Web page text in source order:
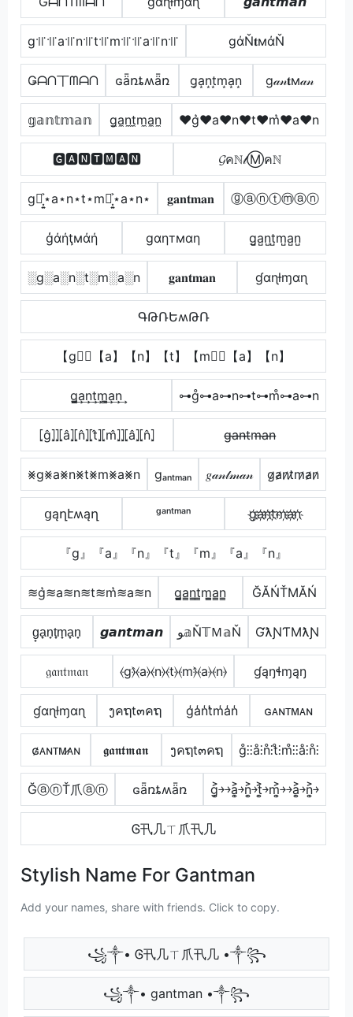
g꜉꜍꜉꜍a꜉꜍n꜉꜍t꜉꜍m꜉꜍꜉꜍a꜉꜍n꜉꜍ gάŇ𝐭мάŇ
Ǥᗩᑎ丅ᗰᗩᑎ ɢǟռȶʍǟռ g͙a͙n͙t͙m͙a͙n͙ g𝒶𝓃𝐭м𝒶𝓃
𝕘𝕒𝕟𝕥𝕞𝕒𝕟 g̼a̼n̼t̼m̼a̼n̼ ♥g͛♥a♥n♥t♥m͛♥a♥n
🅶🅰🅽🆃🅼🅰🅽 𝓖คℕ𝓉Ⓜคℕ
g⋆͎͍͐⋆a⋆n⋆t⋆m⋆͎͍͐⋆a⋆n⋆ 𝐠𝐚𝐧𝐭𝐦𝐚𝐧 ⓖⓐⓝⓣⓜⓐⓝ
ģάήţмάή gαηтмαη g̺a̺n̺t̺m̺a̺n̺
░g░a░n░t░m░a░n 𝐠𝐚𝐧𝐭𝐦𝐚𝐧 ɠαɳƚɱαɳ
ԳԹՌԵʍԹՌ
【g】⃣【a】【n】【t】【m】⃣【a】【n】
g̳͢a͢n͢t͢m̳͢a͢n͢ ⊶g̊⊶a⊶n⊶t⊶m̊⊶a⊶n
⦏ĝ⦎⦎⦏â⦎⦏n̂⦎⦏t̂⦎⦏m̂⦎⦎⦏â⦎⦏n̂⦎ g̶a̶n̶t̶m̶a̶n̶
⨳g⨳a⨳n⨳t⨳m⨳a⨳n gₐₙₜₘₐₙ 𝑔𝒶𝓃𝓉𝓂𝒶𝓃 g̷a̷n̷t̷m̷a̷n̷
ցąղէʍąղ ᵍᵃⁿᵗᵐᵃⁿ g҉a҉n҉t҉m҉a҉n҉
『g』『a』『n』『t』『m』『a』『n』
≋g͛≋a≋n≋t≋m͛≋a≋n g̳̲a̳n̳t̳m̳̲a̳n̳ ĞĂŃŤМĂŃ
g̟a̟n̟t̟m̟a̟n̟ 𝙜𝙖𝙣𝙩𝙢𝙖𝙣 ﻮ𝕒Ň𝕋Ｍ𝕒Ň ƓƛƝƬMƛƝ
𝔤𝔞𝔫𝔱𝔪𝔞𝔫 ⦑g⦒̂⦑a⦒⦑n⦒⦑t⦒⦑m⦒̂⦑a⦒⦑n⦒ ɠąŋɬɱąŋ
ɠαɳƚɱαɳ ງคຖt๓คຖ g̾a̾n̾t̾m̾a̾n̾ ɢᴀɴᴛᴍᴀɴ
ɢ̷ᴀɴᴛᴍ̷ᴀɴ 𝖌𝖆𝖓𝖙𝖒𝖆𝖓 ງคຖt๓คຖ g̊⫶⫶å⫶n̊⫶t̊⫶m̊⫶⫶å⫶n̊⫶
ĞⓐⓝŤ爪ⓐⓝ ɢǟռȶʍǟռ g͎͍͐￫￫a͎͍͐￫n͎͍͐￫t͎͍͐￫m͎͍͐￫￫a͎͍͐￫n͎͍͐￫
Ꮆ卂几ㄒ爪卂几
Stylish Name For Gantman
Add your names, share with friends. Click to copy.
꧁༒• Ꮆ卂几ㄒ爪卂几 •༒꧂
꧁༒• gantman •༒꧂